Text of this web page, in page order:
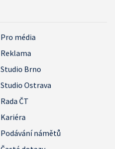
Pro média
Reklama
Studio Brno
Studio Ostrava
Rada ČT
Kariéra
Podávání námětů